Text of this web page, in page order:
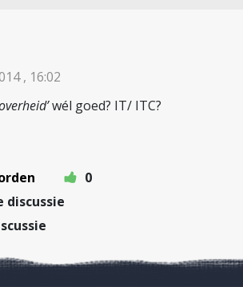
, 16:02
wél goed? IT/ ITC?
0
discussie